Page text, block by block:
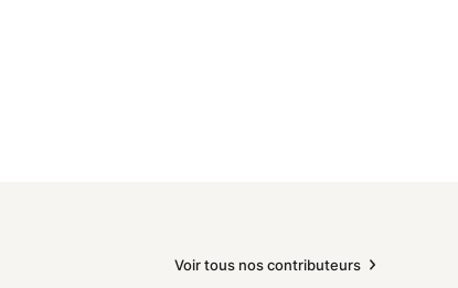
Voir tous nos contributeurs